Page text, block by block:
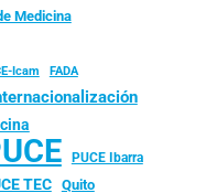
Medicina
Icam FADA
PUCE Ibarra
TEC
Quito